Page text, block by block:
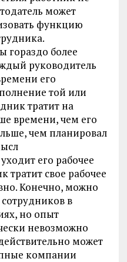
может
функцию
гораздо более
руководитель
его
той или
тратит на
времени, чем его
чем планировал
его рабочее
тратит свое рабочее
Конечно, можно
в
но опыт
невозможно
может
компании